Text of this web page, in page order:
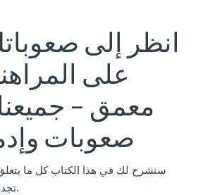
انظر إلى
على
معمق –
صعوبات
سنشرح لك في هذا الكتاب كل ما يتعلق
تجدها، وكيف تستفيد منها.